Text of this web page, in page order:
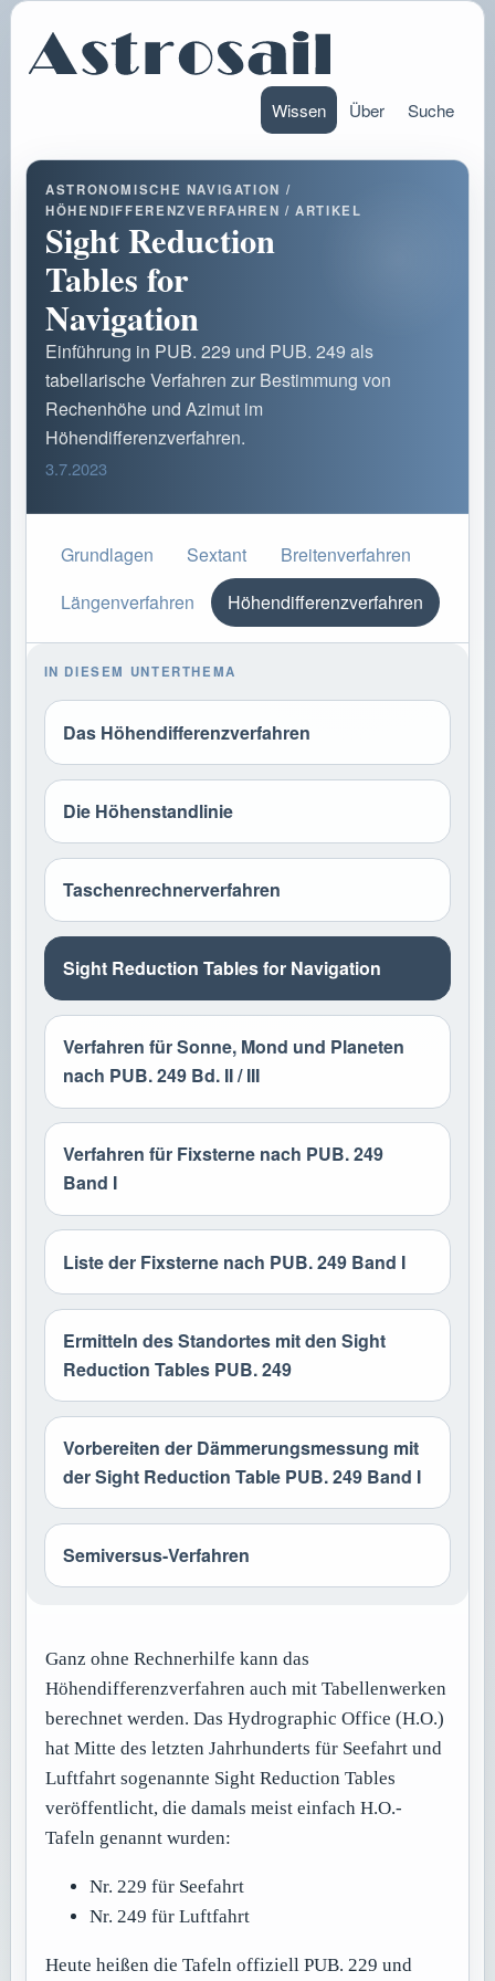
Wissen Über Suche
ASTRONOMISCHE NAVIGATION /
HÖHENDIFFERENZVERFAHREN / ARTIKEL
Sight Reduction
Tables for
Navigation
Einführung in PUB. 229 und PUB. 249 als
tabellarische Verfahren zur Bestimmung von
Rechenhöhe und Azimut im
Höhendifferenzverfahren.
3.7.2023
Grundlagen Sextant
Breitenverfahren
Längenverfahren
Höhendifferenzverfahren
IN DIESEM UNTERTHEMA
Das Höhendifferenzverfahren
Die Höhenstandlinie
Taschenrechnerverfahren
Sight Reduction Tables for Navigation
Verfahren für Sonne, Mond und Planeten
nach PUB. 249 Bd. II / III
Verfahren für Fixsterne nach PUB. 249
Band I
Liste der Fixsterne nach PUB. 249 Band I
Ermitteln des Standortes mit den Sight
Reduction Tables PUB. 249
Vorbereiten der Dämmerungsmessung mit
der Sight Reduction Table PUB. 249 Band I
Semiversus-Verfahren
Ganz ohne Rechnerhilfe kann das
Höhendifferenzverfahren auch mit Tabellenwerken
berechnet werden. Das Hydrographic Office (H.O.)
hat Mitte des letzten Jahrhunderts für Seefahrt und
Luftfahrt sogenannte Sight Reduction Tables
veröffentlicht, die damals meist einfach H.O.-
Tafeln genannt wurden:
Nr. 229 für Seefahrt
Nr. 249 für Luftfahrt
Heute heißen die Tafeln offiziell PUB. 229 und